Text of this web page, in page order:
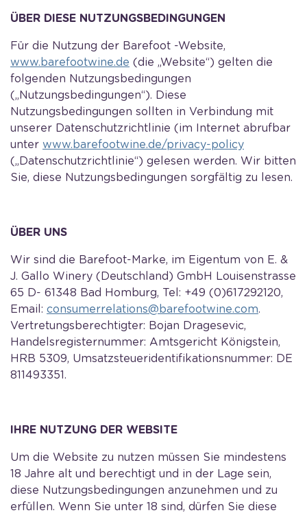
ÜBER DIESE NUTZUNGSBEDINGUNGEN
Für die Nutzung der Barefoot -Website,
www.barefootwine.de (die „Website“) gelten die
folgenden Nutzungsbedingungen
(„Nutzungsbedingungen“). Diese
Nutzungsbedingungen sollten in Verbindung mit
unserer Datenschutzrichtlinie (im Internet abrufbar
unter www. barefootwine.de/privacy-policy
(„Datenschutzrichtlinie“) gelesen werden. Wir bitten
Sie, diese Nutzungsbedingungen sorgfältig zu lesen.
ÜBER UNS
Wir sind die Barefoot-Marke, im Eigentum von E. &
J. Gallo Winery (Deutschland) GmbH Louisenstrasse
65 D- 61348 Bad Homburg, Tel: +49 (0)617292120,
Email: consumerrelations@barefootwine.com.
Vertretungsberechtigter: Bojan Dragesevic,
Handelsregisternummer: Amtsgericht Königstein,
HRB 5309, Umsatzsteueridentifikationsnummer: DE
811493351.
IHRE NUTZUNG DER WEBSITE
Um die Website zu nutzen müssen Sie mindestens
18 Jahre alt und berechtigt und in der Lage sein,
diese Nutzungsbedingungen anzunehmen und zu
erfüllen. Wenn Sie unter 18 sind, dürfen Sie diese